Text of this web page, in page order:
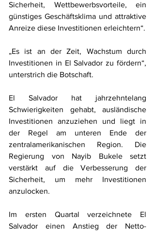
Sicherheit, Wettbewerbsvorteile, ein
günstiges Geschäftsklima und attraktive
Anreize diese Investitionen erleichtern“.
„Es ist an der Zeit, Wachstum durch
Investitionen in El Salvador zu fördern“,
unterstrich die Botschaft.
El Salvador hat jahrzehntelang
Schwierigkeiten gehabt, ausländische
Investitionen anzuziehen und liegt in
der Regel am unteren Ende der
zentralamerikanischen Region. Die
Regierung von Nayib Bukele setzt
verstärkt auf die Verbesserung der
Sicherheit, um mehr Investitionen
anzulocken.
Im ersten Quartal verzeichnete El
Salvador einen Anstieg der Netto-